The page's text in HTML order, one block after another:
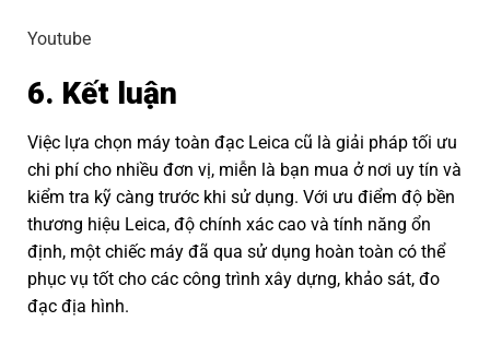
Youtube
6. Kết luận
Việc lựa chọn máy toàn đạc Leica cũ là giải pháp tối ưu
chi phí cho nhiều đơn vị, miễn là bạn mua ở nơi uy tín và
kiểm tra kỹ càng trước khi sử dụng. Với ưu điểm độ bền
thương hiệu Leica, độ chính xác cao và tính năng ổn
định, một chiếc máy đã qua sử dụng hoàn toàn có thể
phục vụ tốt cho các công trình xây dựng, khảo sát, đo
đạc địa hình.